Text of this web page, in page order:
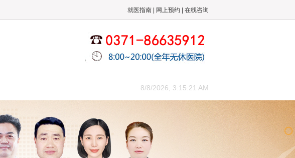
就医指南 网上预约 在线咨询
8/8/2026, 3:15:21 AM